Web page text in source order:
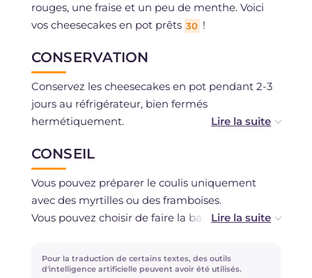
rouges, une fraise et un peu de menthe. Voici
vos cheesecakes en pot prêts 30 !
CONSERVATION
Conservez les cheesecakes en pot pendant 2-3
jours au réfrigérateur, bien fermés
hermétiquement.
CONSEIL
Vous pouvez préparer le coulis uniquement
avec des myrtilles ou des framboises.
Vous pouvez choisir de faire la base au chocolat,
Pour la traduction de certains textes, des outils
d'intelligence artificielle peuvent avoir été utilisés.